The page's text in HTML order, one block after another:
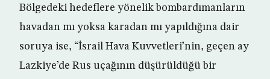
Bölgedeki hedeflere yönelik bombardımanların
havadan mı yoksa karadan mı yapıldığına dair
soruya ise, “İsrail Hava Kuvvetleri’nin, geçen ay
Lazkiye’de Rus uçağının düşürüldüğü bir